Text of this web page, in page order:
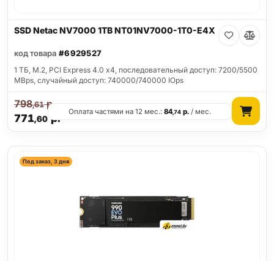
SSD Netac NV7000 1TB NT01NV7000-1T0-E4X
код товара #6929527
1 ТБ, M.2, PCI Express 4.0 x4, последовательный доступ: 7200/5500
MBps, случайный доступ: 740000/740000 IOps
771,60р.
798,61р.
Оплата частями на 12 мес.:84,74 р. / мес.
Под заказ, 3 дня